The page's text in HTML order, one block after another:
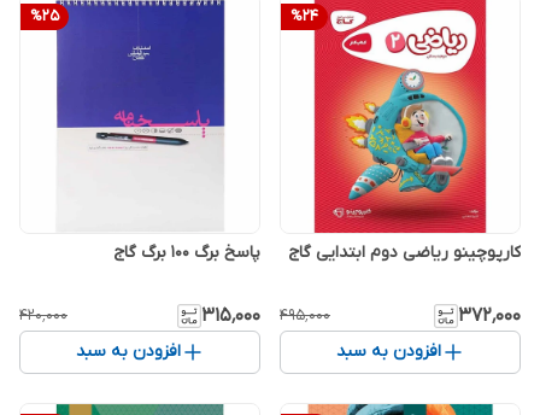
%24
کارپوچینو ریاضی دوم ابتدایی گاج
۳۷۲٬۰۰۰ ۴۹۵٬۰۰۰
افزودن به سبد
%25
پاسخ برگ 100 برگ گاج
۳۱۵٬۰۰۰ ۴۲۰٬۰۰۰
افزودن به سبد